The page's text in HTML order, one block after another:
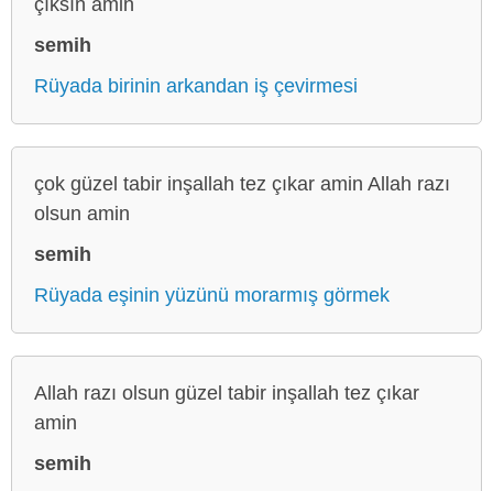
semih
Rüyada birinin arkandan iş çevirmesi
çok güzel tabir inşallah tez çıkar amin Allah razı
olsun amin
semih
Rüyada eşinin yüzünü morarmış görmek
Allah razı olsun güzel tabir inşallah tez çıkar
amin
semih